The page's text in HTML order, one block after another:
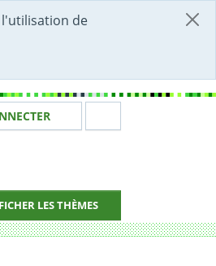
l'utilisation de
identité
LES THÈMES